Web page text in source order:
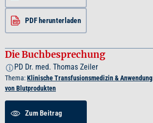
PDF herunterladen
Die Buchbesprechung
i PD Dr. med. Thomas Zeiler
Thema:Klinische Transfusionsmedizin & Anwendung
von Blutprodukten
Zum Beitrag